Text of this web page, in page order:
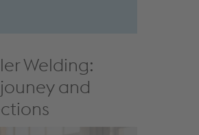
Welding:
and